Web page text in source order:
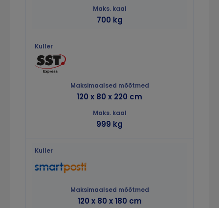
700 kg
120 x 80 x 220 cm
999 kg
120 x 80 x 180 cm